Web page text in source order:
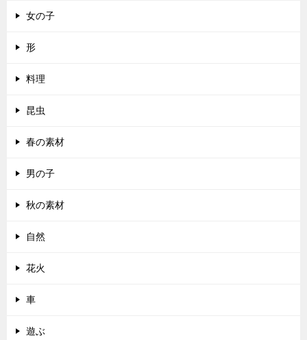
女の子
形
料理
昆虫
春の素材
男の子
秋の素材
自然
花火
車
遊ぶ